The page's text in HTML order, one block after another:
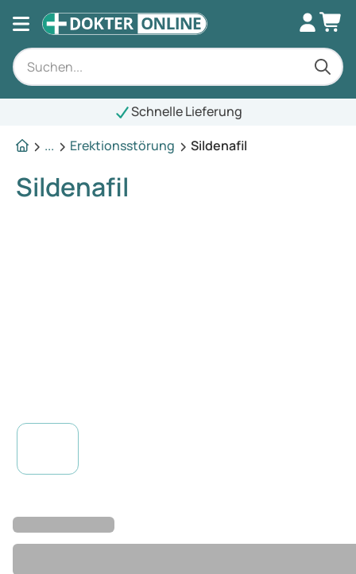
Schnelle Lieferung
...
Erektionsstörung Sildenafil
Sildenafil